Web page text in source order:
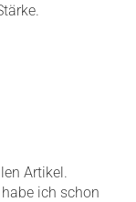
Artikel.
ich schon